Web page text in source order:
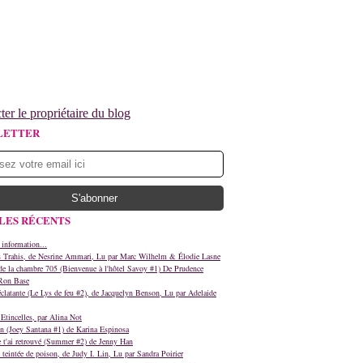
le propriétaire du blog
RÉCENTS
Trahis, de Nesrine Ammari, Lu par Marc Wilhelm & Élodie Lasne
la chambre 705 (Bienvenue à l'hôtel Savoy #1) De Prudence
Base
(Le Lys de feu #2), de Jacquelyn Benson, Lu par Adelaide
par Alina Not
(Joey Santana #1) de Karina Espinosa
retrouvé (Summer #2) de Jenny Han
teintée de poison, de Judy I. Lin, Lu par Sandra Poirier